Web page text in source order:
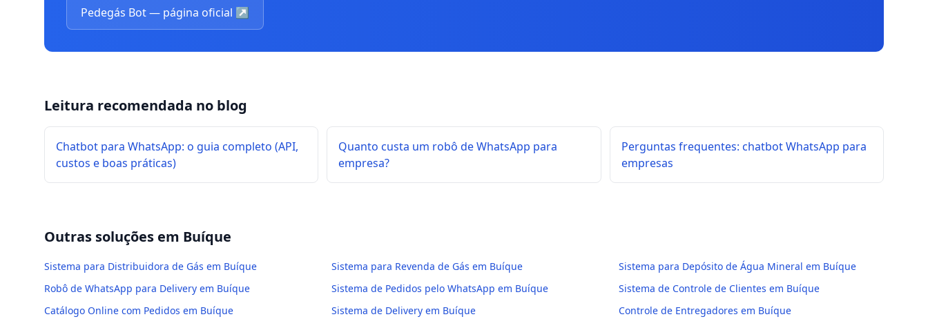
Pedegás Bot — página oficial ↗
Leitura recomendada no blog
Chatbot para WhatsApp: o guia completo (API,
custos e boas práticas)
Quanto custa um robô de WhatsApp para
empresa?
Perguntas frequentes: chatbot WhatsApp para
empresas
Outras soluções em Buíque
Sistema para Distribuidora de Gás em Buíque Sistema para Revenda de Gás em Buíque
Sistema para Depósito de Água Mineral em Buíque
Robô de WhatsApp para Delivery em Buíque
Sistema de Pedidos pelo WhatsApp em Buíque
Sistema de Controle de Clientes em Buíque
Catálogo Online com Pedidos em Buíque
Sistema de Delivery em Buíque
Controle de Entregadores em Buíque